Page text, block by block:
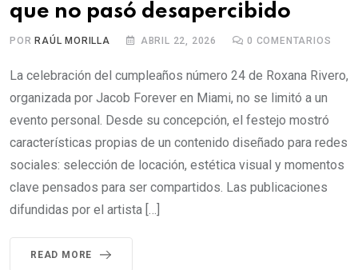
que no pasó desapercibido
POR RAÚL MORILLA ABRIL 22, 2026 0 COMENTARIOS
La celebración del cumpleaños número 24 de Roxana Rivero,
organizada por Jacob Forever en Miami, no se limitó a un
evento personal. Desde su concepción, el festejo mostró
características propias de un contenido diseñado para redes
sociales: selección de locación, estética visual y momentos
clave pensados para ser compartidos. Las publicaciones
difundidas por el artista […]
READ MORE